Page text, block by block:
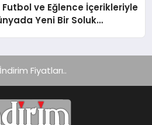
Futbol ve Eğlence İçerikleriyle
Yeni Bir Soluk
Fiyatları..